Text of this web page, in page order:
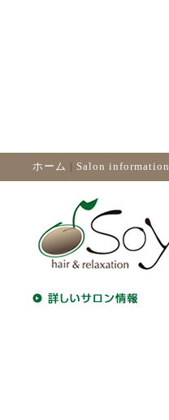
ホーム | Salon information